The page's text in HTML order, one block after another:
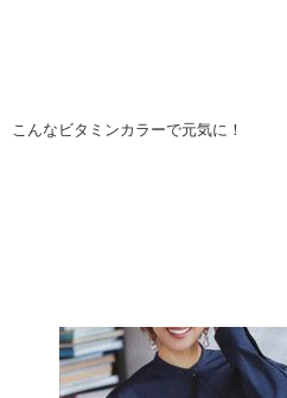
こんなビタミンカラーで元気に！